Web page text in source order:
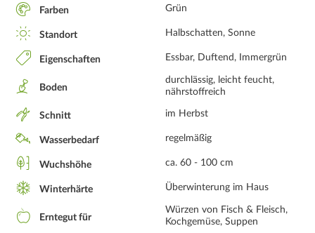
Farben Grün
Standort Halbschatten, Sonne
Eigenschaften Essbar, Duftend, Immergrün
Boden
durchlässig, leicht feucht,
nährstoffreich
Schnitt im Herbst
Wasserbedarf regelmäßig
Wuchshöhe ca. 60 - 100 cm
Winterhärte Überwinterung im Haus
Erntegut für
Würzen von Fisch & Fleisch,
Kochgemüse, Suppen